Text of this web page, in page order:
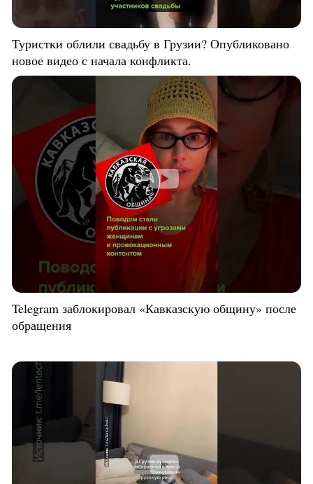
Туристки облили свадьбу в Грузии? Опубликовано
новое видео с начала конфликта.
Telegram заблокировал «Кавказскую общину» после
обращения